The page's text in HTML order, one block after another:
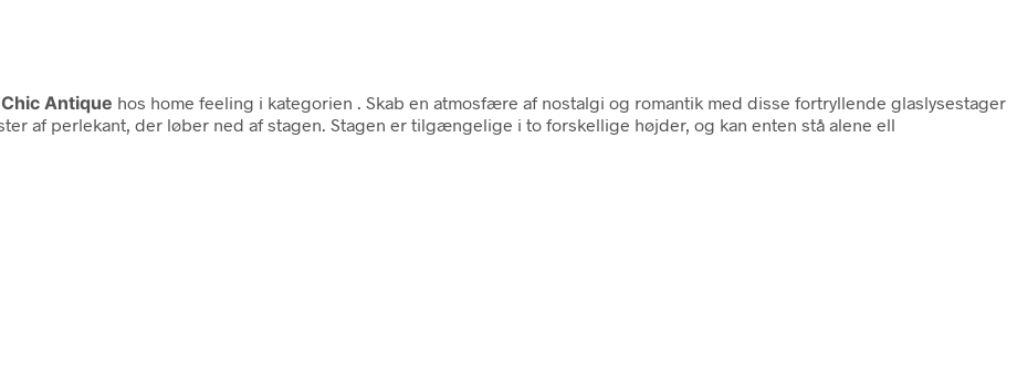
Chic Antique hos home feeling i kategorien
. Skab en atmosfære af nostalgi og romantik med disse fortryllende glaslysestager
af perlekant, der løber ned af stagen. Stagen er tilgængelige i to forskellige højder, og kan enten stå alene ell